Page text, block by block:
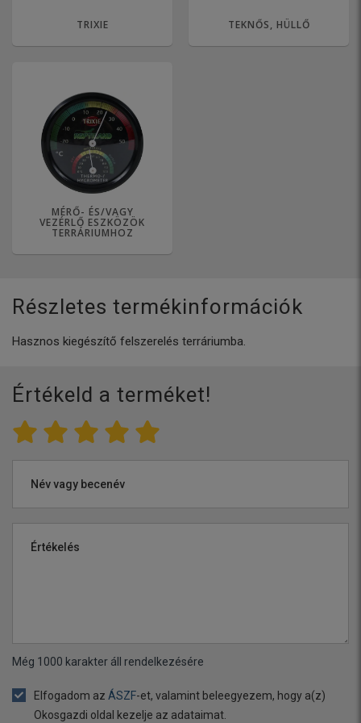
TRIXIE TEKNŐS, HÜLLŐ
MÉRŐ- ÉS/VAGY
VEZÉRLŐ ESZKÖZÖK
TERRÁRIUMHOZ
Részletes termékinformációk
Hasznos kiegészítő felszerelés terráriumba.
Értékeld a terméket!
Név vagy becenév
Értékelés
Még 1000 karakter áll rendelkezésére
Elfogadom az ÁSZF-et, valamint beleegyezem, hogy a(z)
Okosgazdi oldal kezelje az adataimat.